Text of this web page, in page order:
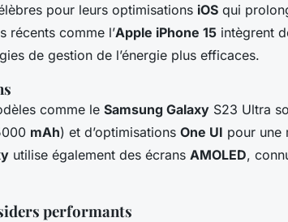
pour leurs optimisations iOS qui
récents comme l’Apple iPhone 15 intègrent
de gestion de l’énergie plus efficaces.
comme le Samsung Galaxy S23 Ultra
mAh) et d’optimisations One UI pour une
utilise également des écrans AMOLED,
performants